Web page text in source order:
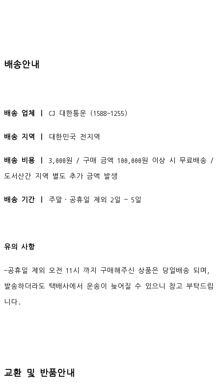
배송안내
배송 업체 ㅣ CJ 대한통운 (1588-1255)
배송 지역 ㅣ 대한민국 전지역
배송 비용 ㅣ 3,000원 / 구매 금액 100,000원 이상 시 무료배송 /
도서산간 지역 별도 추가 금액 발생
배송 기간 ㅣ 주말·공휴일 제외 2일 ~ 5일
유의 사항
-공휴일 제외 오전 11시 까지 구매해주신 상품은 당일배송 되며,
발송하더라도 택배사에서 운송이 늦어질 수 있으니 참고 부탁드립
니다.
교환 및 반품안내